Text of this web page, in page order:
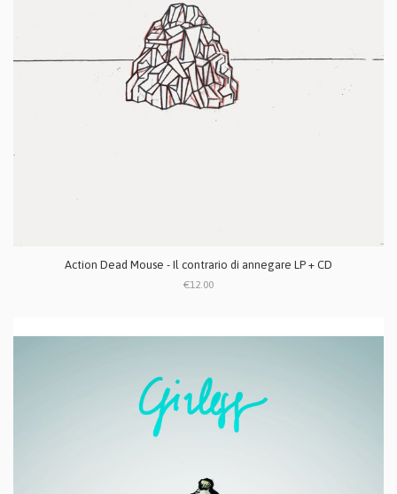
Action Dead Mouse - Il contrario di annegare LP + CD
€12.00